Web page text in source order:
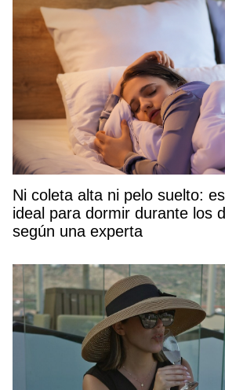
Ni coleta alta ni pelo suelto:
ideal para dormir durante los
según una experta